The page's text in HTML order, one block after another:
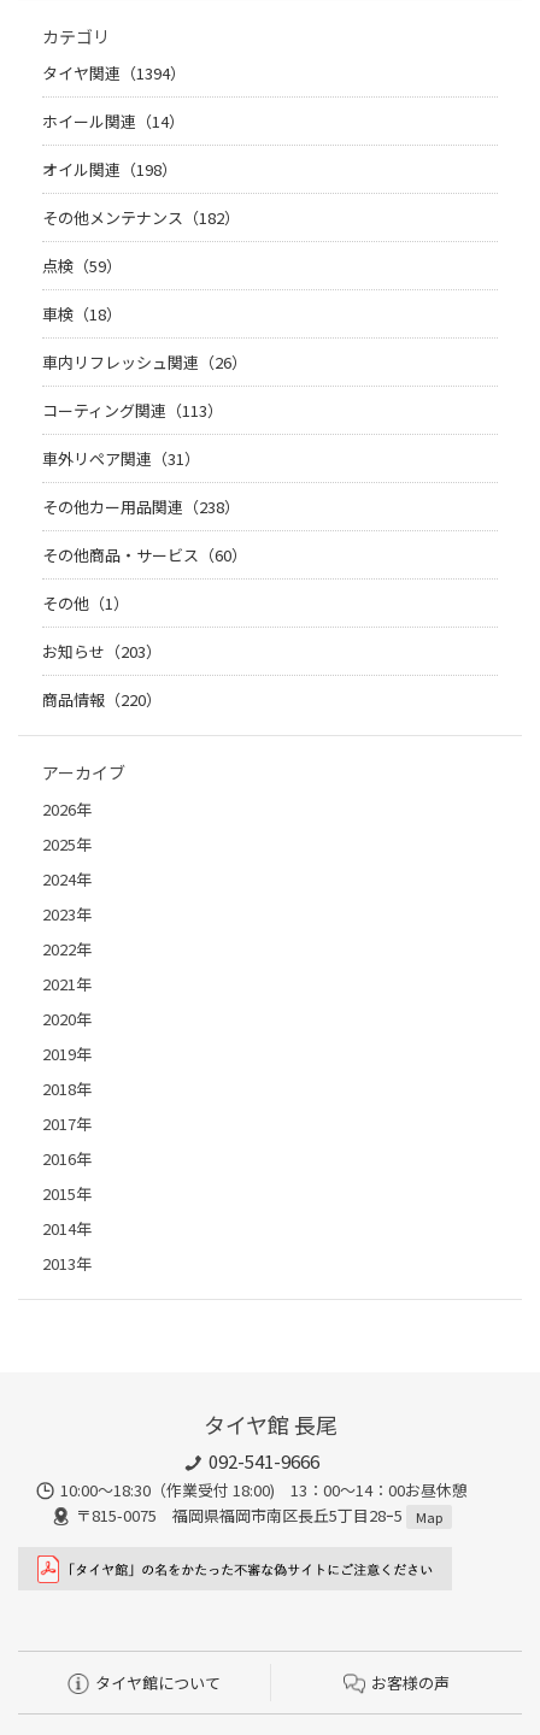
カテゴリ
タイヤ関連（1394）
ホイール関連（14）
オイル関連（198）
その他メンテナンス（182）
点検（59）
車検（18）
車内リフレッシュ関連（26）
コーティング関連（113）
車外リペア関連（31）
その他カー用品関連（238）
その他商品・サービス（60）
その他（1）
お知らせ（203）
商品情報（220）
アーカイブ
2026年
2025年
2024年
2023年
2022年
2021年
2020年
2019年
2018年
2017年
2016年
2015年
2014年
2013年
タイヤ館 長尾
092-541-9666
10:00～18:30（作業受付 18:00) 13：00～14：00お昼休憩
〒815-0075 福岡県福岡市南区長丘5丁目28ｰ5
Map
タイヤ館について お客様の声